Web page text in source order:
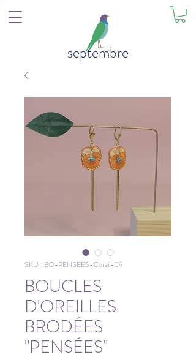
septembre
SKU : BO-PENSEES-Corail-09
BOUCLES
D'OREILLES
BRODÉES
"PENSÉES"